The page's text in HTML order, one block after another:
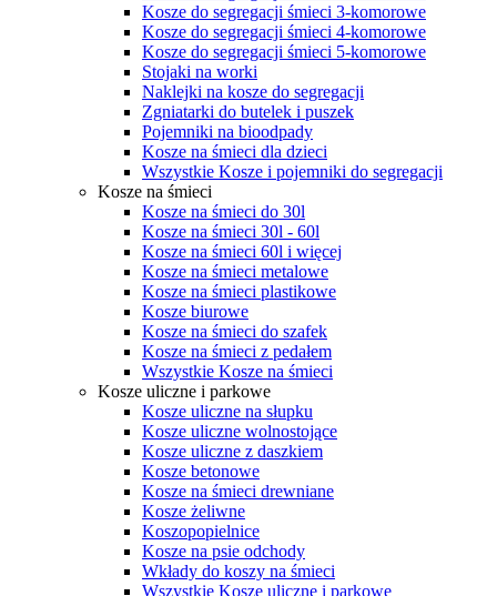
Kosze do segregacji śmieci 3-komorowe
Kosze do segregacji śmieci 4-komorowe
Kosze do segregacji śmieci 5-komorowe
Stojaki na worki
Naklejki na kosze do segregacji
Zgniatarki do butelek i puszek
Pojemniki na bioodpady
Kosze na śmieci dla dzieci
Wszystkie Kosze i pojemniki do segregacji
Kosze na śmieci
Kosze na śmieci do 30l
Kosze na śmieci 30l - 60l
Kosze na śmieci 60l i więcej
Kosze na śmieci metalowe
Kosze na śmieci plastikowe
Kosze biurowe
Kosze na śmieci do szafek
Kosze na śmieci z pedałem
Wszystkie Kosze na śmieci
Kosze uliczne i parkowe
Kosze uliczne na słupku
Kosze uliczne wolnostojące
Kosze uliczne z daszkiem
Kosze betonowe
Kosze na śmieci drewniane
Kosze żeliwne
Koszopopielnice
Kosze na psie odchody
Wkłady do koszy na śmieci
Wszystkie Kosze uliczne i parkowe